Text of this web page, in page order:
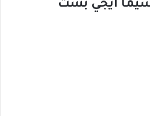
سيما ايجي بست